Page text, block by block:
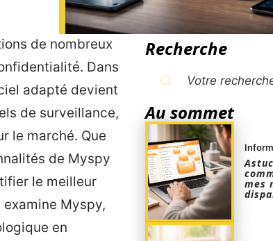
de nombreux
Dans
adapté devient
de surveillance,
le marché. Que
de Myspy
le meilleur
Myspy,
en
Recherche
Au sommet
mes